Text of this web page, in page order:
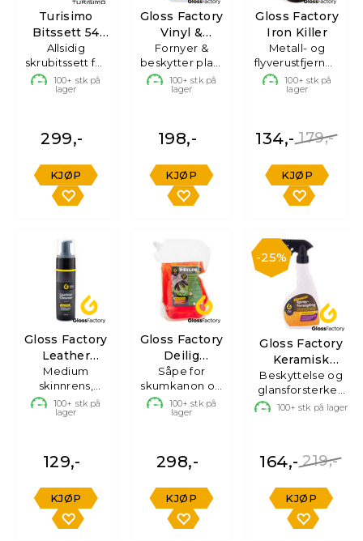
Turisimo
Bitssett 54
deler
Allsidig
skrubitssett for
driller
100+ stk på
lager
299,-
KJØP
Gloss Factory
Vinyl &
Rubber Care
Fornyer &
beskytter plast
& gummi,
500ml
100+ stk på
lager
198,-
KJØP
Gloss Factory
Iron Killer
Metall- og
flyverustfjerner,
500ml
100+ stk på
lager
179,-
134,-
KJØP
Gloss Factory
Leather
Cleaner
Medium
Medium
skinnrens,
200ml
100+ stk på
lager
129,-
KJØP
Gloss Factory
Deilig
Bilshampo
m/balsam
Såpe for
skumkanon og
bøtte, 3L
100+ stk på
lager
298,-
KJØP
25%
Gloss Factory
Keramisk
Sprayforsegling
Beskyttelse og
glansforsterker,
500ml
100+ stk på lager
219,-
164,-
KJØP